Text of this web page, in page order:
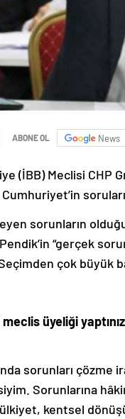
ABONE OL News
(İBB) Meclisi CHP
sorunların
“gerçek
çok büyük
üyeliği
sorunları
Sorunlarına
kentsel